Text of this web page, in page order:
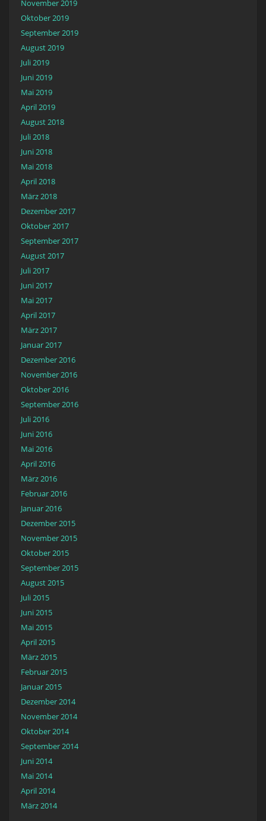
November 2019
Oktober 2019
September 2019
August 2019
Juli 2019
Juni 2019
Mai 2019
April 2019
August 2018
Juli 2018
Juni 2018
Mai 2018
April 2018
März 2018
Dezember 2017
Oktober 2017
September 2017
August 2017
Juli 2017
Juni 2017
Mai 2017
April 2017
März 2017
Januar 2017
Dezember 2016
November 2016
Oktober 2016
September 2016
Juli 2016
Juni 2016
Mai 2016
April 2016
März 2016
Februar 2016
Januar 2016
Dezember 2015
November 2015
Oktober 2015
September 2015
August 2015
Juli 2015
Juni 2015
Mai 2015
April 2015
März 2015
Februar 2015
Januar 2015
Dezember 2014
November 2014
Oktober 2014
September 2014
Juni 2014
Mai 2014
April 2014
März 2014